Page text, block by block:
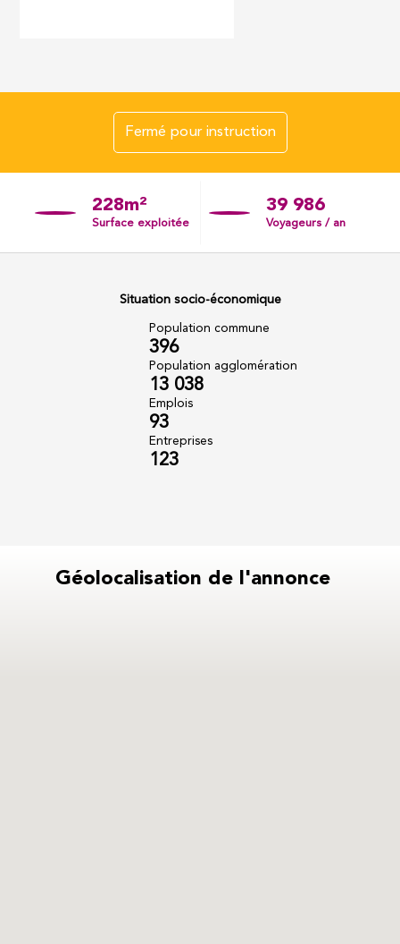
Fermé pour instruction
228m²
Surface exploitée
39 986
Voyageurs / an
Situation socio-économique
Population commune
396
Population agglomération
13 038
Emplois
93
Entreprises
123
Géolocalisation de l'annonce